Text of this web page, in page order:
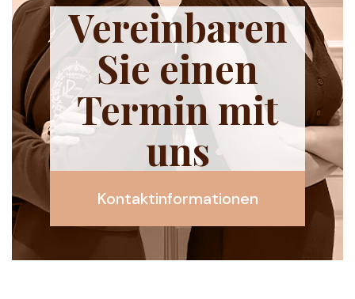
Vereinbaren
Sie einen
Termin mit
uns
Kontaktinformationen